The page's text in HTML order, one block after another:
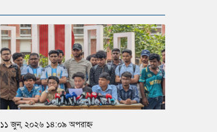
১১ জুন, ২০২৬ ১৪:০৯ অপরাহ্ন